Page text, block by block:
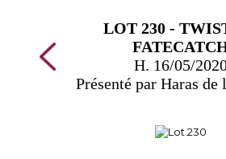
LOT 230 -
H. 16/05/
Présenté par Haras de